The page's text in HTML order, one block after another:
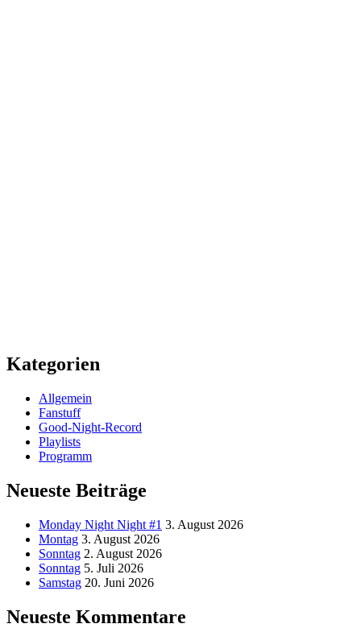
Kategorien
Allgemein
Fanstuff
Good-Night-Record
Playlists
Programm
Neueste Beiträge
Monday Night Night #1 3. August 2026
Montag 3. August 2026
Sonntag 2. August 2026
Sonntag 5. Juli 2026
Samstag 20. Juni 2026
Neueste Kommentare